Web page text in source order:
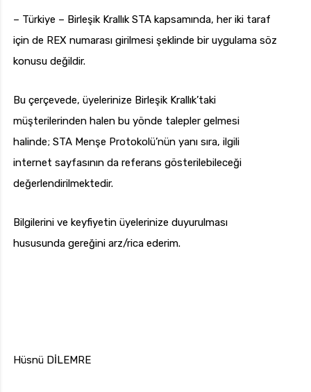
– Türkiye – Birleşik Krallık STA kapsamında, her iki taraf
için de REX numarası girilmesi şeklinde bir uygulama söz
konusu değildir.
Bu çerçevede, üyelerinize Birleşik Krallık’taki
müşterilerinden halen bu yönde talepler gelmesi
halinde; STA Menşe Protokolü’nün yanı sıra, ilgili
internet sayfasının da referans gösterilebileceği
değerlendirilmektedir.
Bilgilerini ve keyfiyetin üyelerinize duyurulması
hususunda gereğini arz/rica ederim.
Hüsnü DİLEMRE